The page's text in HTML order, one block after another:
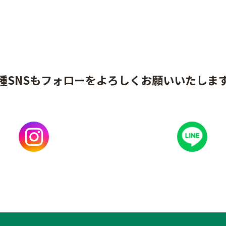
SNSもフォローをよろしくお願いいたしま